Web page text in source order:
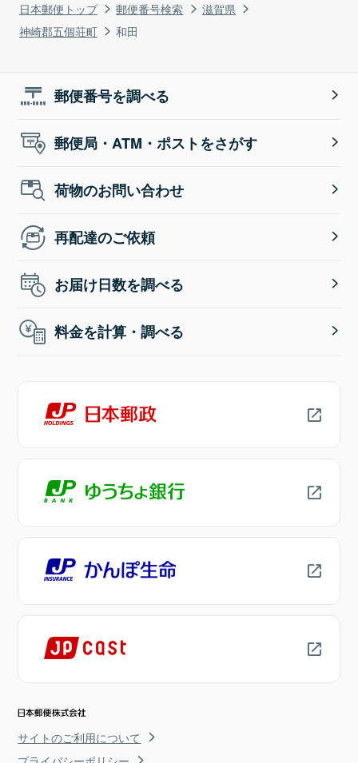
日本郵便トップ 郵便番号検索
滋賀県
神崎郡五個荘町
和田
郵便番号を調べる
郵便局・ATM・ポストをさがす
荷物のお問い合わせ
再配達のご依頼
お届け日数を調べる
料金を計算・調べる
サイトのご利用について